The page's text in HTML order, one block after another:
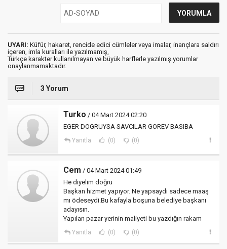
UYARI: Küfür, hakaret, rencide edici cümleler veya imalar, inançlara saldırı
içeren, imla kuralları ile yazılmamış,
Türkçe karakter kullanılmayan ve büyük harflerle yazılmış yorumlar
onaylanmamaktadır.
3 Yorum
Turko / 04 Mart 2024 02:20
EGER DOGRUYSA SAVCILAR GOREV BASIBA
Yanıtla (0) (0)
Cem / 04 Mart 2024 01:49
He diyelim doğru
Başkan hizmet yapıyor. Ne yapsaydı sadece maaş
mı ödeseydi.Bu kafayla boşuna belediye başkanı
adayısın.
Yapılan pazar yerinin maliyeti bu yazdığın rakam
Yanıtla (0) (0)